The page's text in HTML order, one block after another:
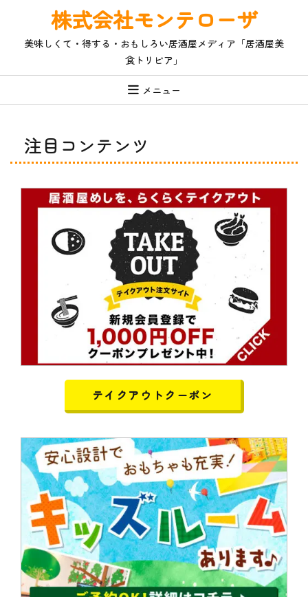
へ
キ
株式会社モンテローザ
美味しくて・得する・おもしろい居酒屋メディア「居酒屋美
食トリビア」
メニュー
注目コンテンツ
テイクアウトクーポン